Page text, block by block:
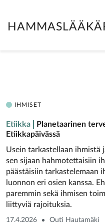
IHMISET
Etiikka
Planetaarinen
Etiikkapäivässä
Usein tarkastellaan ihmistä
sen sijaan hahmotettaisiin
päästäisiin tarkastelemaan
luonnon eri osien kanssa.
paremmin sekä ihmisen
liittyviä rajoituksia.
17.4.2026 Outi Hautamäki